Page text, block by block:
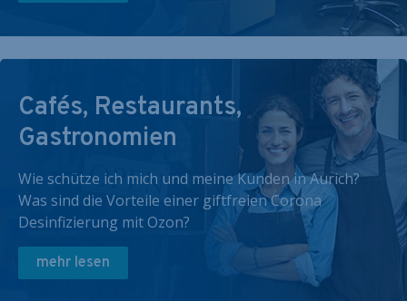
Cafés, Restaurants,
Gastronomien
Wie schütze ich mich und meine Kunden in Aurich?
Was sind die Vorteile einer giftfreien Corona
Desinfizierung mit Ozon?
mehr lesen